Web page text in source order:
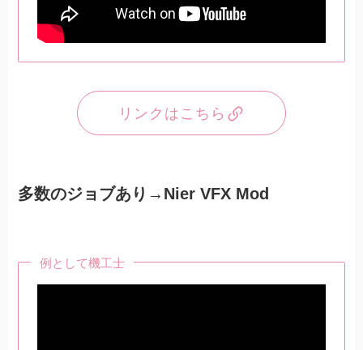
リンクはこちら
多数のジョブあり→Nier VFX Mod
例として機工士